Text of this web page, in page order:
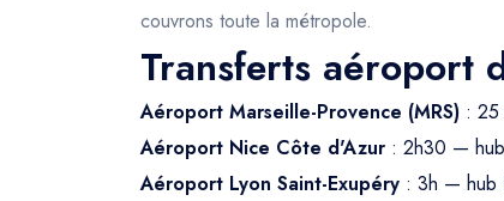
couvrons toute la métropole.
Transferts aéroport
Aéroport Marseille-Provence (MRS) : 25
Aéroport Nice Côte d'Azur : 2h30 —
Aéroport Lyon Saint-Exupéry : 3h — hub